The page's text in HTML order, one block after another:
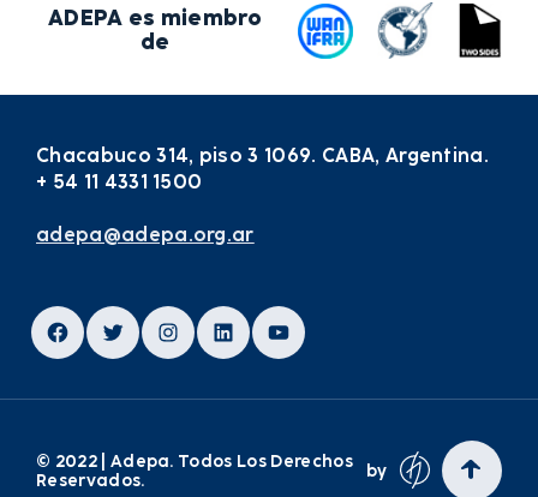
ADEPA es miembro
de
Chacabuco 314, piso 3 1069. CABA, Argentina.
+ 54 11 4331 1500
adepa@adepa.org.ar
Facebook
TwitterInstagram
LinkedInYouTube
© 2022 | Adepa. Todos Los Derechos
Reservados.
by